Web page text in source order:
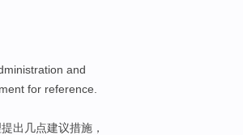
and
for reference
提出 几点建议措施 ，